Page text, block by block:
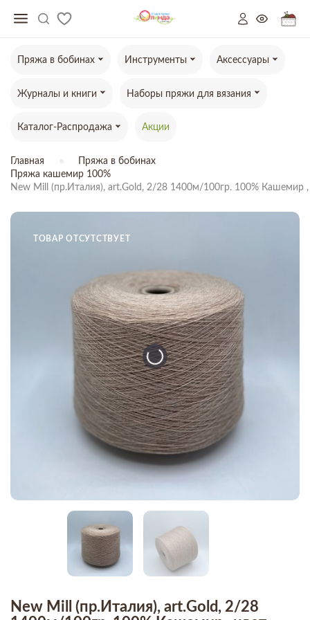
Пряжа в бобинах Инструменты Аксессуары
Журналы и книги Наборы пряжи для вязания
Каталог-Распродажа Акции
Главная
Пряжа в бобинах
Пряжа кашемир 100%
New Mill (пр.Италия), art.Gold, 2/28 1400м/100гр. 100% Кашемир
ТОВАР ОТСУТСТВУЕТ
New Mill (пр.Италия), art.Gold, 2/28